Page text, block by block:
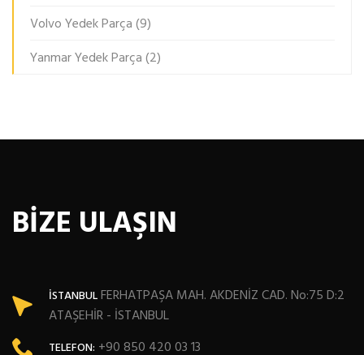
Volvo Yedek Parça(9)
Yanmar Yedek Parça(2)
BİZE ULAŞIN
İSTANBULFERHATPAŞA MAH. AKDENİZ CAD. No:75 D:2
ATAŞEHİR - İSTANBUL
TELEFON: +90 850 420 03 13